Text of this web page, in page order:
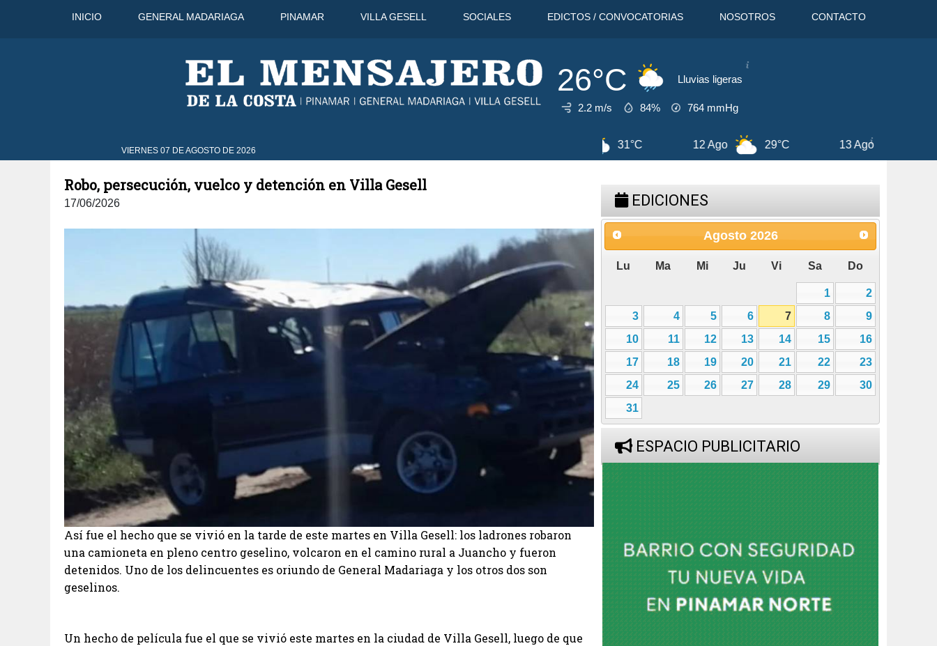
INICIO GENERAL MADARIAGA PINAMAR VILLA GESELL SOCIALES EDICTOS / CONVOCATORIAS NOSOTROS CONTACTO
26°C Lluvias ligeras
2.2 m/s 84% 764 mmHg
VIERNES 07 DE AGOSTO DE 2026
32°C 10 Ago 32°C 13 Ago 29°C 7 Ago 33°C
Robo, persecución, vuelco y detención en Villa Gesell
17/06/2026
Así fue el hecho que se vivió en la tarde de este martes en Villa Gesell: los ladrones robaron
una camioneta en pleno centro geselino, volcaron en el camino rural a Juancho y fueron
detenidos. Uno de los delincuentes es oriundo de General Madariaga y los otros dos son
geselinos.
Un hecho de película fue el que se vivió este martes en la ciudad de Villa Gesell, luego de que
EDICIONES
Agosto 2026
Lu Ma Mi Ju Vi Sa Do
1
2
3
4 5 6 7 8
9
10
11 12 13 14 15
16
17
18 19 20 21 22
23
24
25 26 27 28 29
30
31
ESPACIO PUBLICITARIO